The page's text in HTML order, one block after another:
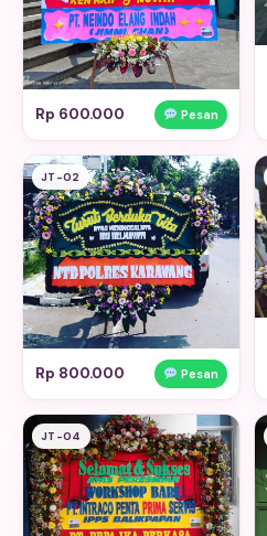
Rp 600.000 Pesan
JT-02
Rp 800.000 Pesan
JT-04